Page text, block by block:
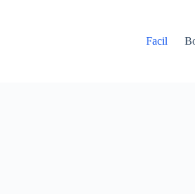
Facil